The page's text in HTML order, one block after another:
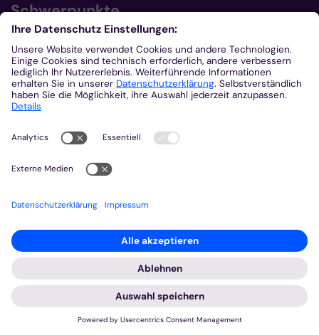
Schwerpunkte
Heute bei dir
Newsletter
Arbeitswelt
Kolumbienpartnerschaft
Umweltportal
Prävention
Fundraising
Stiftungen
Engagement und Ehrenamt
Innovationsplattform
Aus der Plattform
Nachrichten